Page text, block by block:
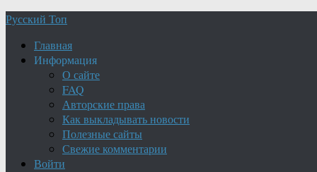
Русский Топ
Главная
Информация
О сайте
FAQ
Авторские права
Как выкладывать новости
Полезные сайты
Свежие комментарии
Войти